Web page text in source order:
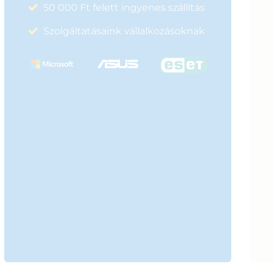
50 000 Ft felett ingyenes szállítás
Szolgáltatásaink vállalkozásoknak